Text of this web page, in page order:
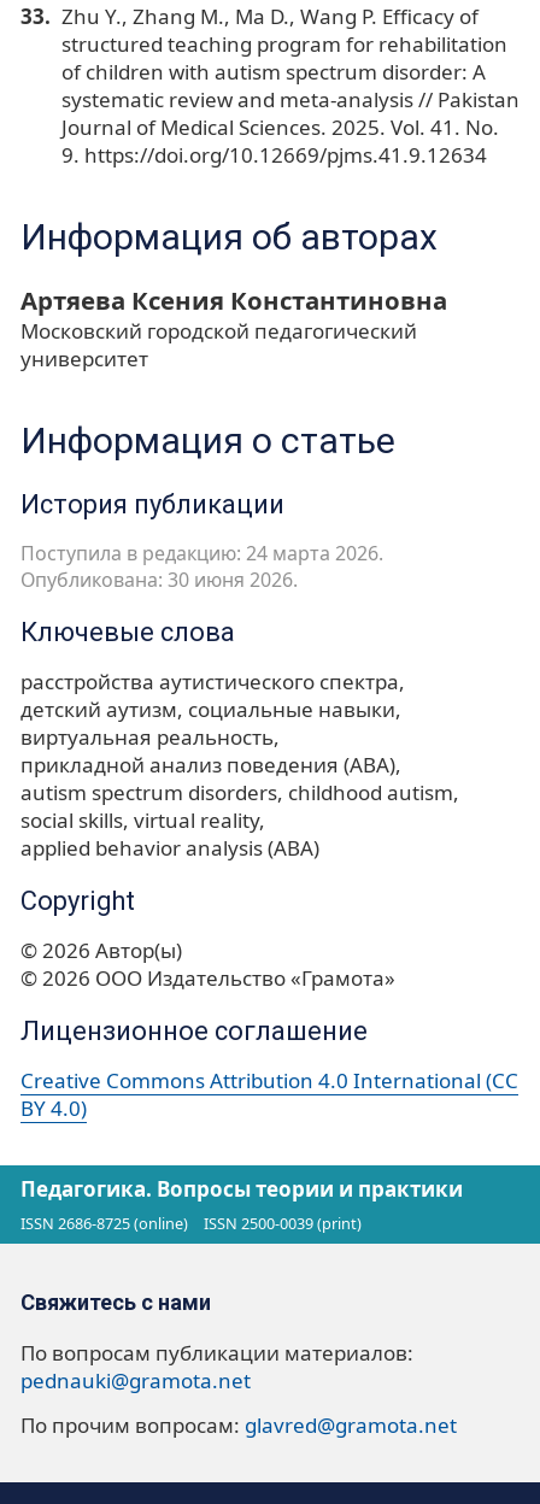
Zhu Y., Zhang M., Ma D., Wang P. Efficacy of
structured teaching program for rehabilitation
of children with autism spectrum disorder: A
systematic review and meta-analysis // Pakistan
Journal of Medical Sciences. 2025. Vol. 41. No.
9. https://doi.org/10.12669/pjms.41.9.12634
Информация об авторах
Артяева Ксения Константиновна
Московский городской педагогический
университет
Информация о статье
История публикации
Поступила в редакцию: 24 марта 2026.
Опубликована: 30 июня 2026.
Ключевые слова
расстройства аутистического спектра
детский аутизм социальные навыки
виртуальная реальность
прикладной анализ поведения (АВА)
autism spectrum disorders childhood autism
social skills virtual reality
applied behavior analysis (ABA)
Copyright
© 2026 Автор(ы)
© 2026 ООО Издательство «Грамота»
Лицензионное соглашение
Creative Commons Attribution 4.0 International (CC
BY 4.0)
Педагогика. Вопросы теории и практики
ISSN 2686-8725 (online) ISSN 2500-0039 (print)
Свяжитесь с нами
По вопросам публикации материалов:
pednauki@gramota.net
По прочим вопросам: glavred@gramota.net